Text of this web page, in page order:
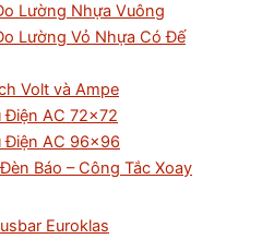
Lường Nhựa Vuông
Lường Vỏ Nhựa Có Đế
Volt và Ampe
Điện AC 72×72
Điện AC 96×96
Báo – Công Tắc Xoay
Euroklas